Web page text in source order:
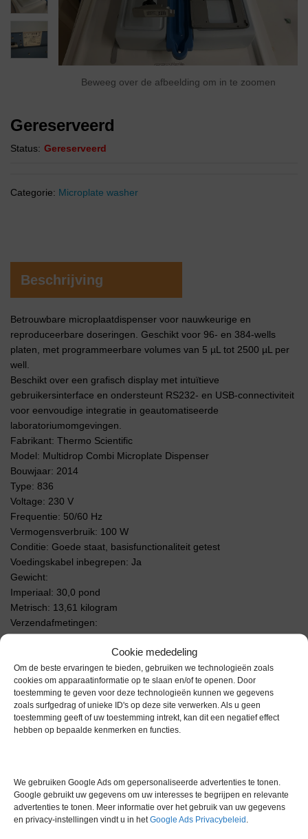
Cookie mededeling
Om de beste ervaringen te bieden, gebruiken we technologieën zoals
cookies om apparaatinformatie op te slaan en/of te openen. Door
toestemming te geven voor deze technologieën kunnen we gegevens
zoals surfgedrag of unieke ID's op deze site verwerken. Als u geen
toestemming geeft of uw toestemming intrekt, kan dit een negatief effect
hebben op bepaalde kenmerken en functies.
We gebruiken Google Ads om gepersonaliseerde advertenties te tonen.
Google gebruikt uw gegevens om uw interesses te begrijpen en relevante
advertenties te tonen. Meer informatie over het gebruik van uw gegevens
en privacy-instellingen vindt u in hetGoogle Ads Privacybeleid .
Beweeg over de afbeelding om in te zoomen
Gereserveerd
Status: Gereserveerd
Categorie: Microplate washer
Beschrijving
Betrouwbare microplaatdispenser voor nauwkeurige en
reproduceerbare doseringen. Geschikt voor 96- en 384-wells
platen, met programmeerbare volumes van 5 µL tot 2500 µL per
well.
Beschikt over een grafisch display met intuïtieve
gebruikersinterface en ondersteunt RS232- en USB-connectiviteit
voor eenvoudige integratie in geautomatiseerde
laboratoriumomgevingen.
Fabrikant: Thermo Scientific
Model: Multidrop Combi Microplate Dispenser
Bouwjaar: 2014
Type: 836
Voltage: 230 V
Frequentie: 50/60 Hz
Vermogensverbruik: 100 W
Conditie: Goede staat, basisfunctionaliteit getest
Voedingskabel inbegrepen: Ja
Gewicht:
Imperiaal: 30,0 pond
Metrisch: 13,61 kilogram
Verzendafmetingen:
Imperiaal: 16,8 in x 18,0 in x 10,8 in
Metrisch: 42,67 cm x 45,72 cm x 27,43 cm
Extra informatie
Gewicht 0,0 kg
Gerelateerde producten